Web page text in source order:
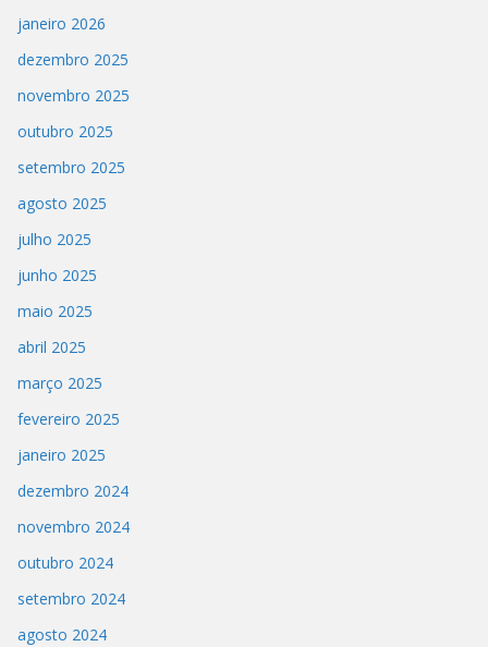
janeiro 2026
dezembro 2025
novembro 2025
outubro 2025
setembro 2025
agosto 2025
julho 2025
junho 2025
maio 2025
abril 2025
março 2025
fevereiro 2025
janeiro 2025
dezembro 2024
novembro 2024
outubro 2024
setembro 2024
agosto 2024